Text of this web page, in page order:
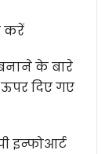
करें
के बारे
दिए गए
इन्फोआर्ट